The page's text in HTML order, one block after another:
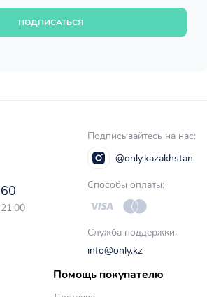
ПОДПИСАТЬСЯ
Подписывайтесь на нас:
@only.kazakhstan
Способы оплаты:
Служба поддержки:
info@only.kz
Помощь покупателю